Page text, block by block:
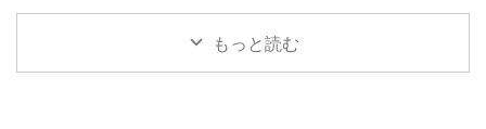
LOVE(byPETEMO ...
めに ...
が大切です。 良性腫瘍は比較的
進行が遅く、転移の可能性が低い
もっと読む